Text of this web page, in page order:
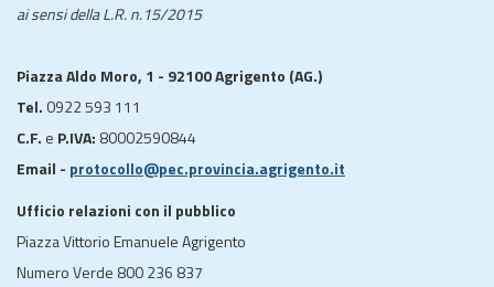
ai sensi della L.R. n.15/2015
Piazza Aldo Moro, 1 - 92100 Agrigento (AG.)
Tel. 0922 593 111
C.F. e P.IVA: 80002590844
Email - protocollo@pec.provincia.agrigento.it
Ufficio relazioni con il pubblico
Piazza Vittorio Emanuele Agrigento
Numero Verde 800 236 837